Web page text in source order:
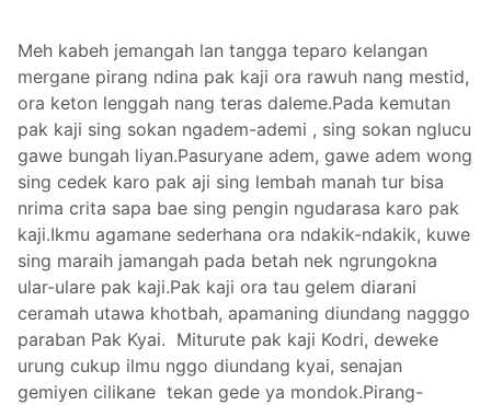
Meh kabeh jemangah lan tangga teparo kelangan
mergane pirang ndina pak kaji ora rawuh nang mestid,
ora keton lenggah nang teras daleme.Pada kemutan
pak kaji sing sokan ngadem-ademi , sing sokan nglucu
gawe bungah liyan.Pasuryane adem, gawe adem wong
sing cedek karo pak aji sing lembah manah tur bisa
nrima crita sapa bae sing pengin ngudarasa karo pak
kaji.Ikmu agamane sederhana ora ndakik-ndakik, kuwe
sing maraih jamangah pada betah nek ngrungokna
ular-ulare pak kaji.Pak kaji ora tau gelem diarani
ceramah utawa khotbah, apamaning diundang nagggo
paraban Pak Kyai. Miturute pak kaji Kodri, deweke
urung cukup ilmu nggo diundang kyai, senajan
gemiyen cilikane tekan gede ya mondok.Pirang-